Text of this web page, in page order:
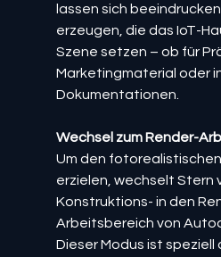
lassen sich
erzeugen, die das IoT-
Szene setzen – ob für
Marketingmaterial oder
Dokumentationen.
Wechsel zum Render-
Um den
erzielen, wechselt Stern
Konstruktions- in den
Arbeitsbereich von
Dieser Modus ist